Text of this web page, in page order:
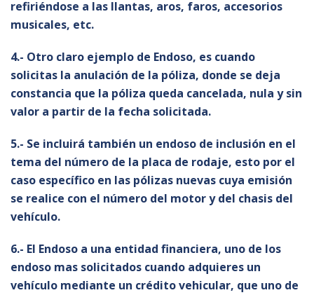
refiriéndose a las llantas, aros, faros, accesorios
musicales, etc.
4.- Otro claro ejemplo de Endoso, es cuando
solicitas la anulación de la póliza, donde se deja
constancia que la póliza queda cancelada, nula y sin
valor a partir de la fecha solicitada.
5.- Se incluirá también un endoso de inclusión en el
tema del número de la placa de rodaje, esto por el
caso específico en las pólizas nuevas cuya emisión
se realice con el número del motor y del chasis del
vehículo.
6.- El Endoso a una entidad financiera, uno de los
endoso mas solicitados cuando adquieres un
vehículo mediante un crédito vehicular, que uno de